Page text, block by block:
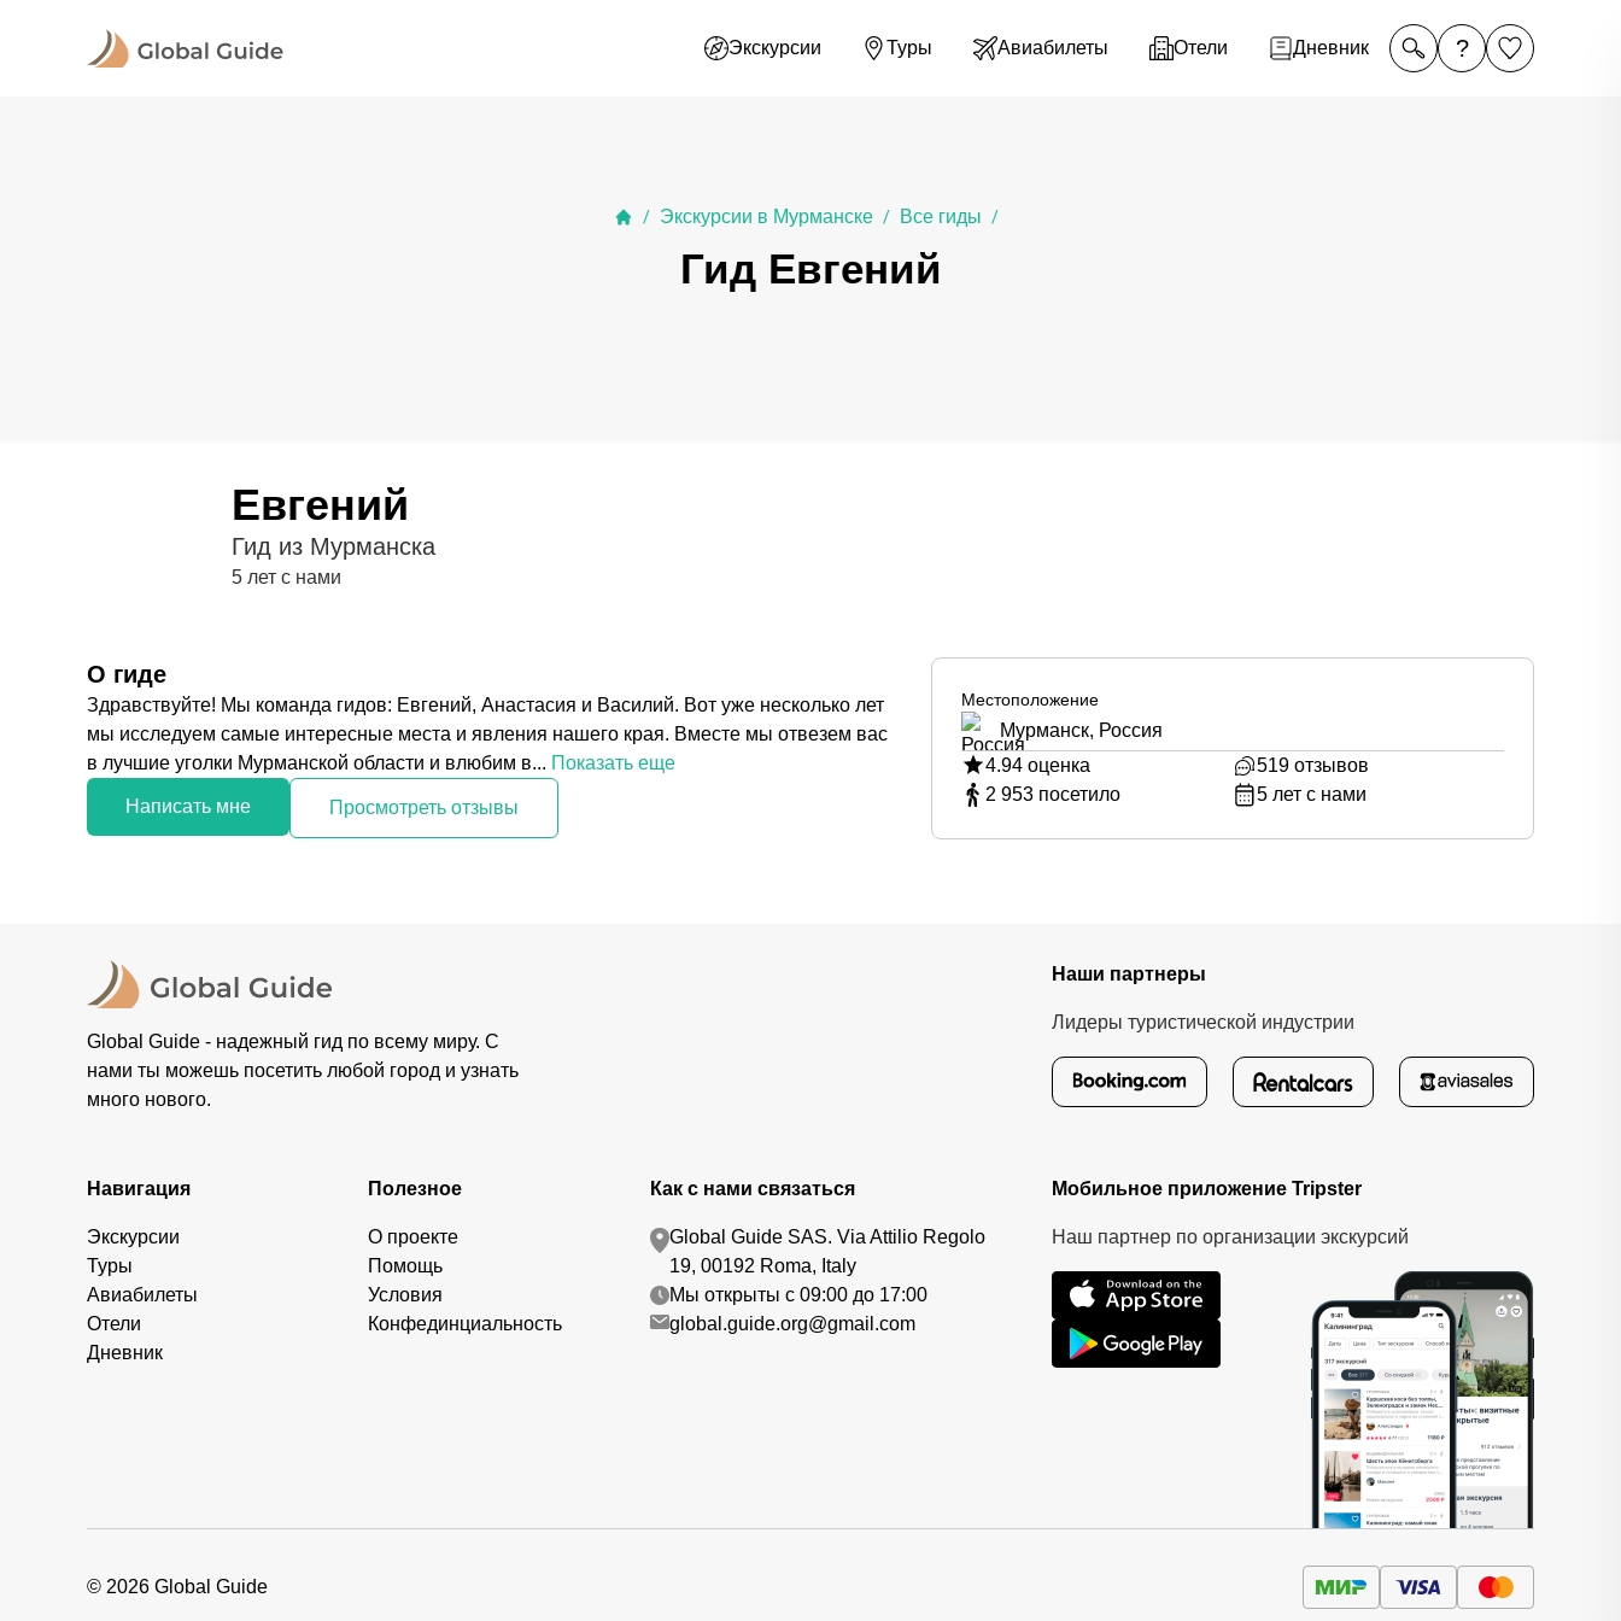
Экскурсии Туры Авиабилеты Отели Дневник ?
/ Экскурсии в Мурманске / Все гиды /
Гид Евгений
Евгений
Гид из Мурманска
5 лет с нами
О гиде
Здравствуйте! Мы команда гидов: Евгений, Анастасия и Василий. Вот уже несколько лет
мы исследуем самые интересные места и явления нашего края. Вместе мы отвезем вас
в лучшие уголки Мурманской области и влюбим в... Показать еще
Написать мне Просмотреть отзывы
Местоположение
Мурманск, Россия
4.94 оценка 519 отзывов
2 953 посетило 5 лет с нами
Global Guide - надежный гид по всему миру. С
нами ты можешь посетить любой город и узнать
много нового.
Наши партнеры
Лидеры туристической индустрии
Навигация
Экскурсии
Туры
Авиабилеты
Отели
Дневник
Полезное
О проекте
Помощь
Условия
Конфединциальность
Как с нами связаться
Global Guide SAS. Via Attilio Regolo
19, 00192 Roma, Italy
Мы открыты с 09:00 до 17:00
global.guide.org@gmail.com
Мобильное приложение Tripster
Наш партнер по организации экскурсий
© 2026 Global Guide